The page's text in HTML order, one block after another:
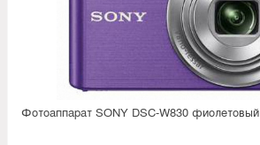
Фотоаппарат SONY DSC-W830 фиолетовый